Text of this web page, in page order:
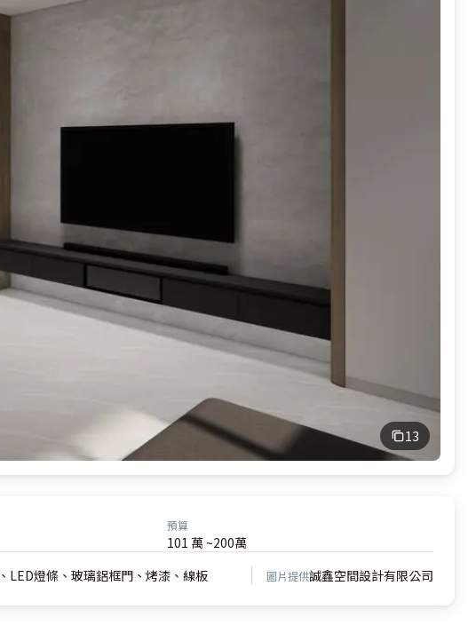
13
預算
101 萬 ~200萬
LED燈條、玻璃鋁框門、烤漆、線板 圖片提供誠鑫空間設計有限公司